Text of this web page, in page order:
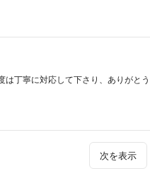
は丁寧に対応して下さり、ありがと
次を表示